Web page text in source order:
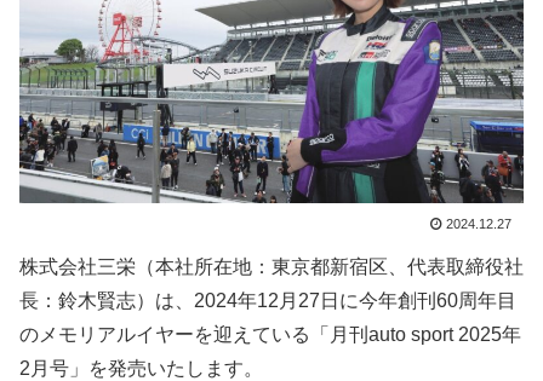
2024.12.27
株式会社三栄（本社所在地：東京都新宿区、代表取締役社
長：鈴木賢志）は、2024年12月27日に今年創刊60周年目
のメモリアルイヤーを迎えている「月刊auto sport 2025年
2月号」を発売いたします。